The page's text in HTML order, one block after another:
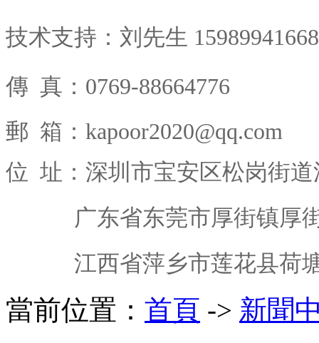
技术支持：刘先生 15989941668
傳 真 ：0769-88664776
郵 箱：kapoor2020@qq.com
位 址：深圳市宝安区松岗街道
广东省东莞市厚街镇厚街
江西省萍乡市莲花县荷塘
當前位置： 首頁 -> 新聞